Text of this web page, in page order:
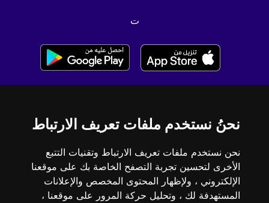
نحنُ نستخدم ملفات تعريف الارتباط
نحن نستخدم ملفات تعريف الارتباط وتقنيات التتبع
الأخرى لتحسين تجربة التصفح الخاصة بك على موقعنا
الإلكتروني ، ولإظهار المحتوى المخصص والإعلانات
المستهدفة لك ، وتحليل حركة المرور على موقعنا ،
ت
Pray as you go (inglés)
Bidden Onderweg
(neerlandés)
Rezandovoy (español)